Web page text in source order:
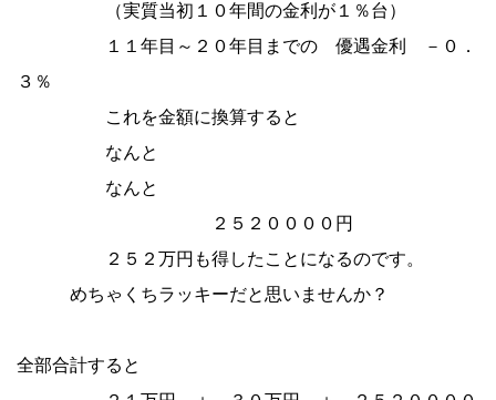
（実質当初１０年間の金利が１％台）
１１年目～２０年目までの 優遇金利 －０．
３％
これを金額に換算すると
なんと
なんと
２５２００００円
２５２万円も得したことになるのです。
めちゃくちラッキーだと思いませんか？
全部合計すると